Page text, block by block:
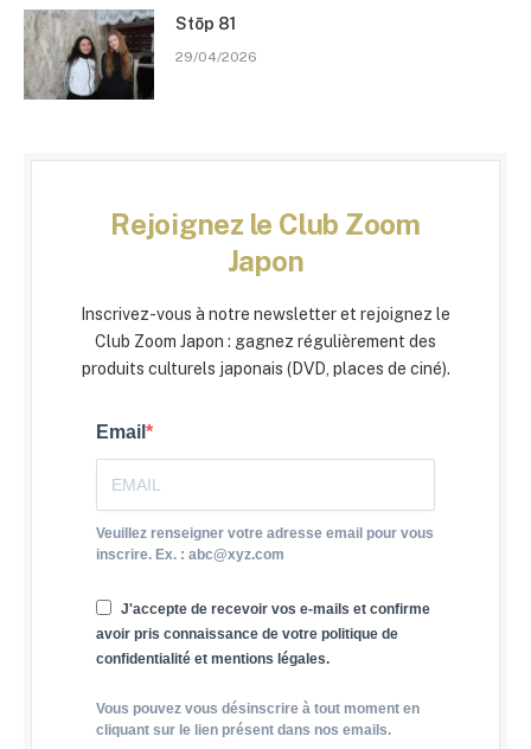
Stōp 81
29/04/2026
Rejoignez le Club Zoom
Japon
Inscrivez-vous à notre newsletter et rejoignez le
Club Zoom Japon : gagnez régulièrement des
produits culturels japonais (DVD, places de ciné).
Email
Veuillez renseigner votre adresse email pour vous
inscrire. Ex. : abc@xyz.com
J'accepte de recevoir vos e-mails et confirme
avoir pris connaissance de votre politique de
confidentialité et mentions légales.
Vous pouvez vous désinscrire à tout moment en
cliquant sur le lien présent dans nos emails.